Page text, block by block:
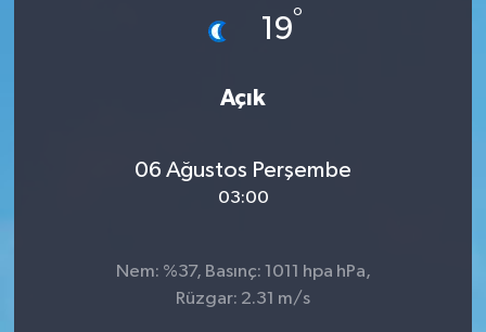
19°
Açık
06 Ağustos Perşembe
03:00
Nem: %37, Basınç: 1011 hpa hPa,
Rüzgar: 2.31 m/s